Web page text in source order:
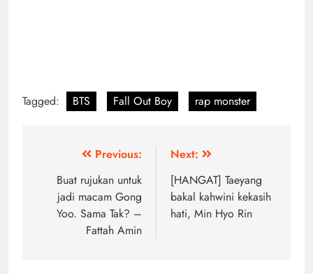
Tagged: BTS Fall Out Boy rap monster
navigation
Previous:
Buat rujukan untuk
jadi macam Gong
Yoo. Sama Tak? –
Fattah Amin
Next:
[HANGAT] Taeyang
bakal kahwini kekasih
hati, Min Hyo Rin